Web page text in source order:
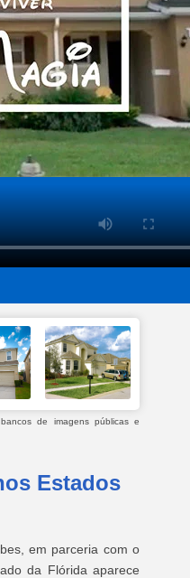
de imagens públicas e
Estados
em parceria com o
da Flórida aparece